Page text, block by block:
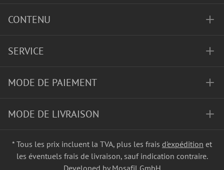
CONTENU
SERVICE
MODE DE PAIEMENT
MODE DE LIVRAISON
* Tous les prix incluent la TVA, plus les frais d'expédition et
les éventuels frais de livraison, sauf indication contraire.
Developed by Mosafil GmbH